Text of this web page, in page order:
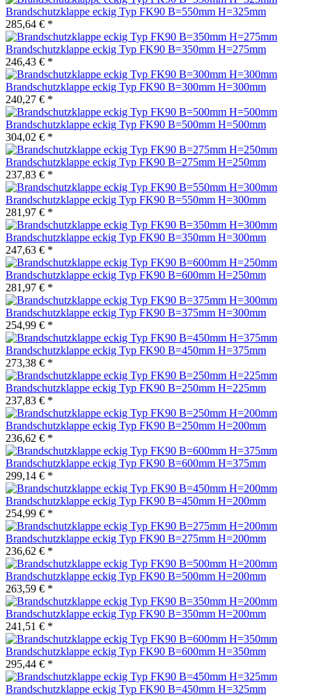
Brandschutzklappe eckig Typ FK90 B=550mm H=325mm
285,64 € *
Brandschutzklappe eckig Typ FK90 B=350mm H=275mm
246,43 € *
Brandschutzklappe eckig Typ FK90 B=300mm H=300mm
240,27 € *
Brandschutzklappe eckig Typ FK90 B=500mm H=500mm
304,02 € *
Brandschutzklappe eckig Typ FK90 B=275mm H=250mm
237,83 € *
Brandschutzklappe eckig Typ FK90 B=550mm H=300mm
281,97 € *
Brandschutzklappe eckig Typ FK90 B=350mm H=300mm
247,63 € *
Brandschutzklappe eckig Typ FK90 B=600mm H=250mm
281,97 € *
Brandschutzklappe eckig Typ FK90 B=375mm H=300mm
254,99 € *
Brandschutzklappe eckig Typ FK90 B=450mm H=375mm
273,38 € *
Brandschutzklappe eckig Typ FK90 B=250mm H=225mm
237,83 € *
Brandschutzklappe eckig Typ FK90 B=250mm H=200mm
236,62 € *
Brandschutzklappe eckig Typ FK90 B=600mm H=375mm
299,14 € *
Brandschutzklappe eckig Typ FK90 B=450mm H=200mm
254,99 € *
Brandschutzklappe eckig Typ FK90 B=275mm H=200mm
236,62 € *
Brandschutzklappe eckig Typ FK90 B=500mm H=200mm
263,59 € *
Brandschutzklappe eckig Typ FK90 B=350mm H=200mm
241,51 € *
Brandschutzklappe eckig Typ FK90 B=600mm H=350mm
295,44 € *
Brandschutzklappe eckig Typ FK90 B=450mm H=325mm